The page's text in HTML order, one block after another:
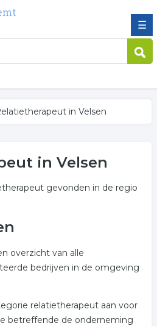
☰
in Velsen
in Velsen
gevonden in de regio
overzicht van alle
bedrijven in de omgeving
relatietherapeut aan voor
betreffende de onderneming